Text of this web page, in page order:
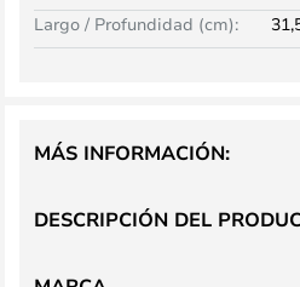
Largo / Profundidad (cm):
DESCRIPCIÓN DEL
MÁS INFORMACIÓN: